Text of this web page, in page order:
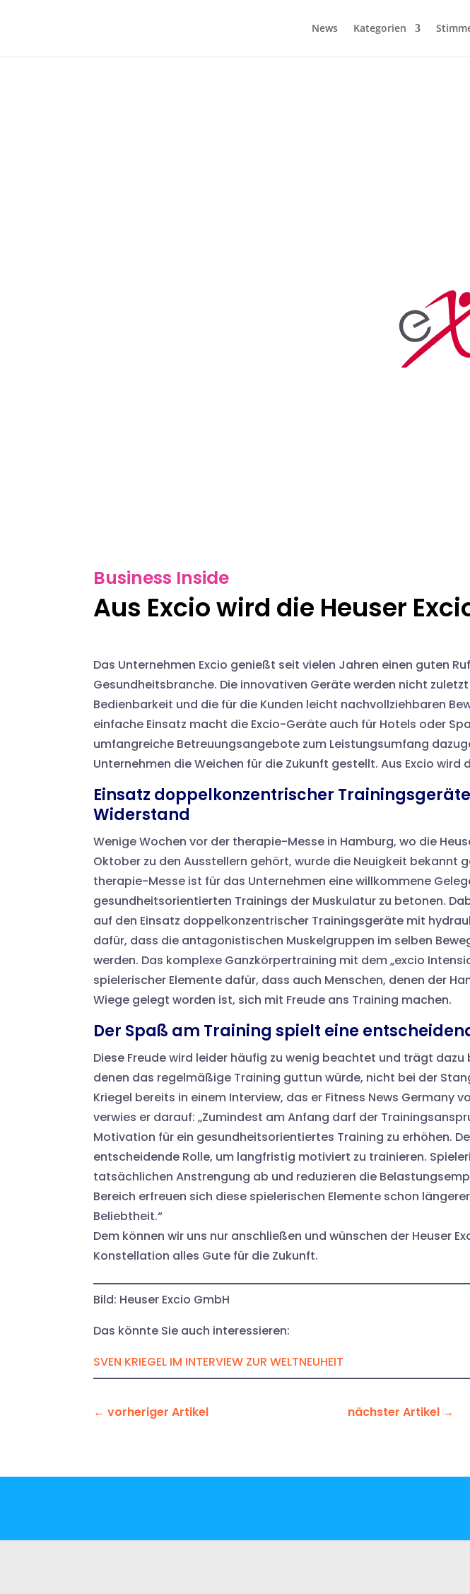
News Kategorien
Business Inside
Aus Excio wird die Heuser
Das Unternehmen Excio genießt seit vielen Jahren einen guten
Gesundheitsbranche. Die innovativen Geräte werden nicht
Bedienbarkeit und die für die Kunden leicht nachvollziehbaren
einfache Einsatz macht die Excio-Geräte auch für Hotels oder
umfangreiche Betreuungsangebote zum Leistungsumfang
Unternehmen die Weichen für die Zukunft gestellt. Aus Excio wird
Einsatz doppelkonzentrischer
Widerstand
Wenige Wochen vor der therapie-Messe in Hamburg, wo die
Oktober zu den Ausstellern gehört, wurde die Neuigkeit bekannt
therapie-Messe ist für das Unternehmen eine willkommene
gesundheitsorientierten Trainings der Muskulatur zu betonen.
auf den Einsatz doppelkonzentrischer Trainingsgeräte mit
dafür, dass die antagonistischen Muskelgruppen im selben
werden. Das komplexe Ganzkörpertraining mit dem „excio
spielerischer Elemente dafür, dass auch Menschen, denen der
Wiege gelegt worden ist, sich mit Freude ans Training machen.
Der Spaß am Training spielt eine
Diese Freude wird leider häufig zu wenig beachtet und trägt dazu
denen das regelmäßige Training guttun würde, nicht bei der
Kriegel bereits in einem Interview, das er Fitness News Germany
verwies er darauf: „Zumindest am Anfang darf der
Motivation für ein gesundheitsorientiertes Training zu erhöhen.
entscheidende Rolle, um langfristig motiviert zu trainieren.
tatsächlichen Anstrengung ab und reduzieren die
Bereich erfreuen sich diese spielerischen Elemente schon
Beliebtheit.“
Dem können wir uns nur anschließen und wünschen der Heuser
Konstellation alles Gute für die Zukunft.
Bild: Heuser Excio GmbH
Das könnte Sie auch interessieren:
SVEN KRIEGEL IM INTERVIEW ZUR WELTNEUHEIT
← vorheriger Artikel nächster Artikel →